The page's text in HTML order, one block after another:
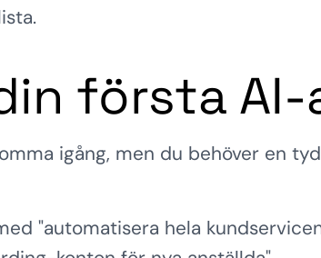
första
igång, men du behöver en
"automatisera hela